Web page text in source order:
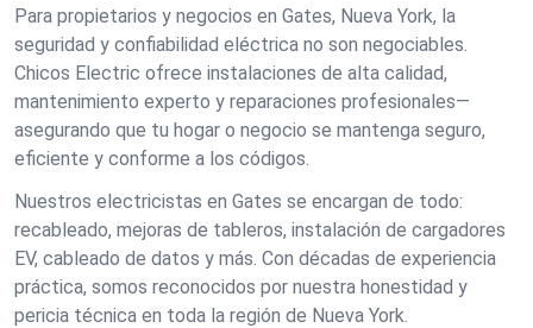
Para propietarios y negocios en Gates, Nueva York, la
seguridad y confiabilidad eléctrica no son negociables.
Chicos Electric ofrece instalaciones de alta calidad,
mantenimiento experto y reparaciones profesionales—
asegurando que tu hogar o negocio se mantenga seguro,
eficiente y conforme a los códigos.
Nuestros electricistas en Gates se encargan de todo:
recableado, mejoras de tableros, instalación de cargadores
EV, cableado de datos y más. Con décadas de experiencia
práctica, somos reconocidos por nuestra honestidad y
pericia técnica en toda la región de Nueva York.